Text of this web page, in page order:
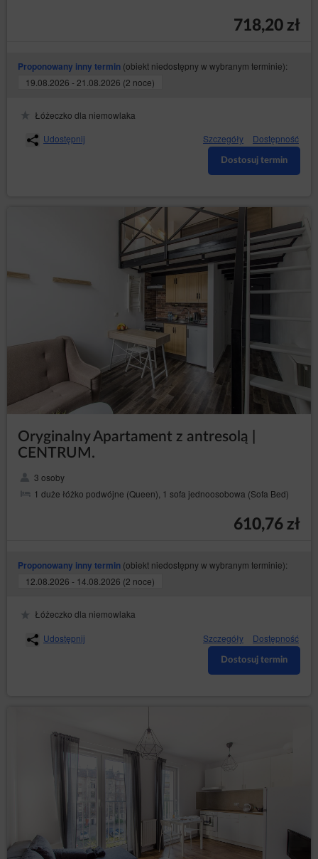
718,20 zł
Proponowany inny termin (obiekt niedostępny w wybranym terminie):
19.08.2026 - 21.08.2026 (2 noce)
Łóżeczko dla niemowlaka
Udostępnij
Szczegóły Dostępność
Dostosuj termin
Oryginalny Apartament z antresolą |
CENTRUM.
3 osoby
1 duże łóżko podwójne (Queen), 1 sofa jednoosobowa (Sofa Bed)
610,76 zł
Proponowany inny termin (obiekt niedostępny w wybranym terminie):
12.08.2026 - 14.08.2026 (2 noce)
Łóżeczko dla niemowlaka
Udostępnij
Szczegóły Dostępność
Dostosuj termin